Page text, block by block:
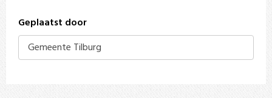
Geplaatst door
Gemeente Tilburg